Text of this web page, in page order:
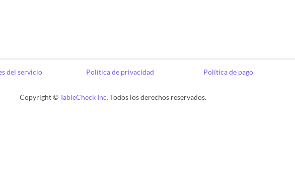
del servicio Política de privacidad Política de pago
Copyright ©TableCheck Inc.Todos los derechos reservados.